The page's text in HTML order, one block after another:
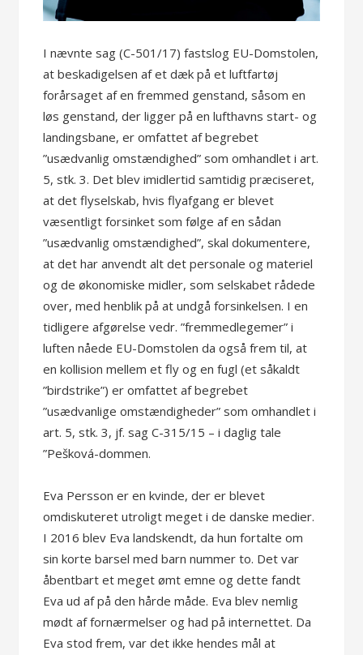
I nævnte sag (C-501/17) fastslog EU-Domstolen,
at beskadigelsen af et dæk på et luftfartøj
forårsaget af en fremmed genstand, såsom en
løs genstand, der ligger på en lufthavns start- og
landingsbane, er omfattet af begrebet
”usædvanlig omstændighed” som omhandlet i art.
5, stk. 3. Det blev imidlertid samtidig præciseret,
at det flyselskab, hvis flyafgang er blevet
væsentligt forsinket som følge af en sådan
”usædvanlig omstændighed”, skal dokumentere,
at det har anvendt alt det personale og materiel
og de økonomiske midler, som selskabet rådede
over, med henblik på at undgå forsinkelsen. I en
tidligere afgørelse vedr. ”fremmedlegemer” i
luften nåede EU-Domstolen da også frem til, at
en kollision mellem et fly og en fugl (et såkaldt
”birdstrike”) er omfattet af begrebet
”usædvanlige omstændigheder” som omhandlet i
art. 5, stk. 3, jf. sag C-315/15 – i daglig tale
”Pešková-dommen.
Eva Persson er en kvinde, der er blevet
omdiskuteret utroligt meget i de danske medier.
I 2016 blev Eva landskendt, da hun fortalte om
sin korte barsel med barn nummer to. Det var
åbentbart et meget ømt emne og dette fandt
Eva ud af på den hårde måde. Eva blev nemlig
mødt af fornærmelser og had på internettet. Da
Eva stod frem, var det ikke hendes mål at